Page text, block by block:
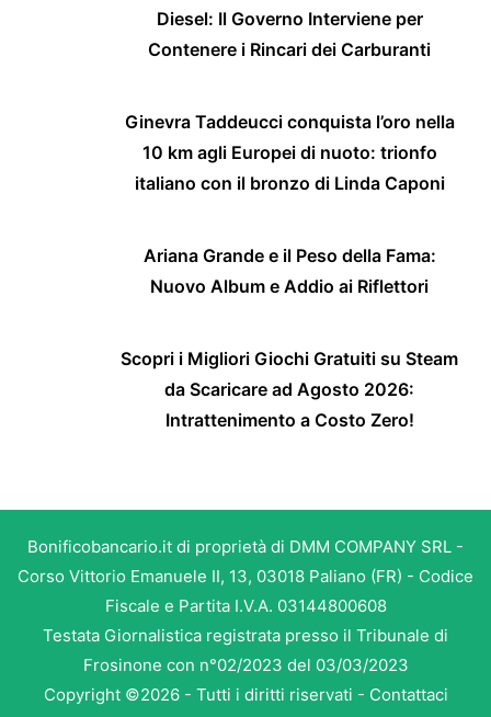
Diesel: Il Governo Interviene per
Contenere i Rincari dei Carburanti
Ginevra Taddeucci conquista l’oro nella
10 km agli Europei di nuoto: trionfo
italiano con il bronzo di Linda Caponi
Ariana Grande e il Peso della Fama:
Nuovo Album e Addio ai Riflettori
Scopri i Migliori Giochi Gratuiti su Steam
da Scaricare ad Agosto 2026:
Intrattenimento a Costo Zero!
Bonificobancario.it di proprietà di DMM COMPANY SRL -
Corso Vittorio Emanuele II, 13, 03018 Paliano (FR) - Codice
Fiscale e Partita I.V.A. 03144800608
Testata Giornalistica registrata presso il Tribunale di
Frosinone con n°02/2023 del 03/03/2023
Copyright ©2026 - Tutti i diritti riservati - Contattaci